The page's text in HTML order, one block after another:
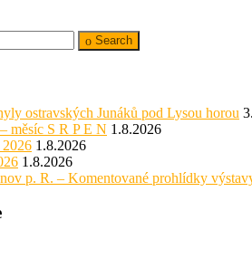
Search
ostravských Junáků pod Lysou horou
měsíc S R P E N 1.8.2026
1.8.2026
1.8.2026
p. R. – Komentované prohlídky